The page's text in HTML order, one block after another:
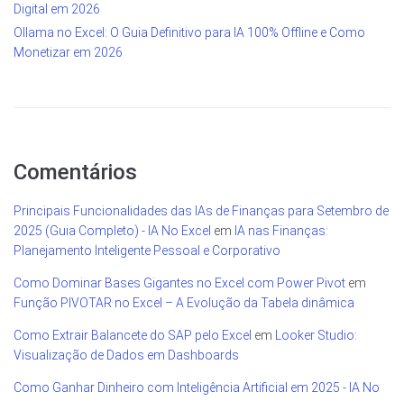
Digital em 2026
Ollama no Excel: O Guia Definitivo para IA 100% Offline e Como
Monetizar em 2026
Comentários
Principais Funcionalidades das IAs de Finanças para Setembro de
2025 (Guia Completo) - IA No Excel em IA nas Finanças:
Planejamento Inteligente Pessoal e Corporativo
Como Dominar Bases Gigantes no Excel com Power Pivot em
Função PIVOTAR no Excel – A Evolução da Tabela dinâmica
Como Extrair Balancete do SAP pelo Excel em
Looker Studio:
Visualização de Dados em Dashboards
Como Ganhar Dinheiro com Inteligência Artificial em 2025 - IA No